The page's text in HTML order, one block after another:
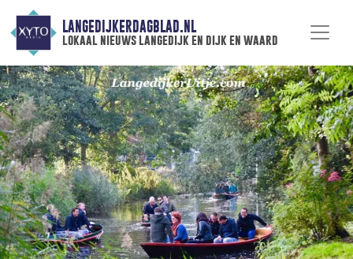
LANGEDIJKERDAGBLAD.NL
lokaal nieuws langedijk en dijk en waard